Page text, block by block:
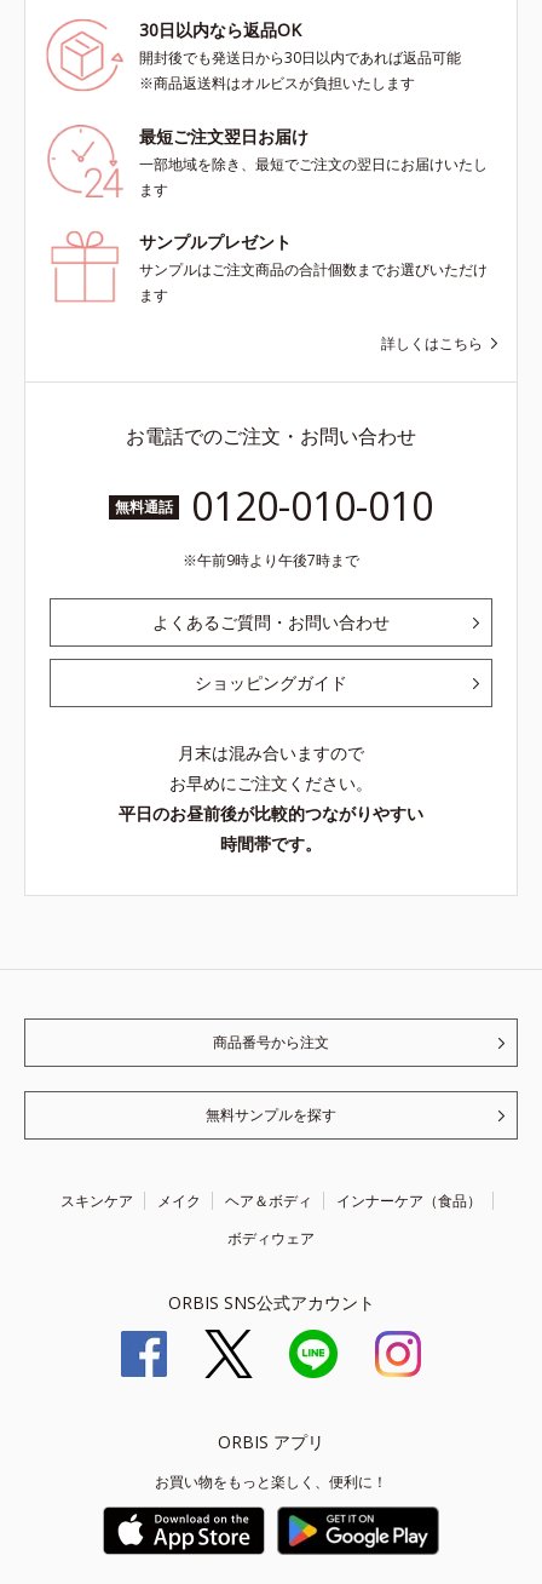
30日以内なら返品OK
開封後でも発送日から30日以内であれば返品可能
※商品返送料はオルビスが負担いたします
最短ご注文翌日お届け
一部地域を除き、最短でご注文の翌日にお届けいたし
ます
サンプルプレゼント
サンプルはご注文商品の合計個数までお選びいただけ
ます
詳しくはこちら
お電話でのご注文・お問い合わせ
無料通話 0120-010-010
午前9時より午後7時まで
よくあるご質問・お問い合わせ
ショッピングガイド
月末は混み合いますので
お早めにご注文ください。
平日のお昼前後が比較的つながりやすい
時間帯です。
商品番号から注文
無料サンプルを探す
スキンケア メイク ヘア＆ボディ
インナーケア（食品）
ボディウェア
ORBIS SNS公式アカウント
ORBIS アプリ
お買い物をもっと楽しく、便利に！